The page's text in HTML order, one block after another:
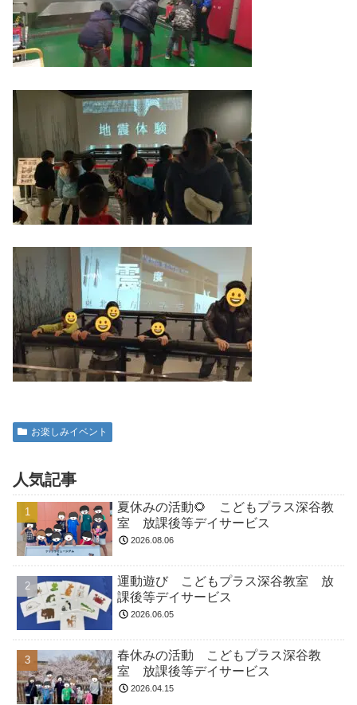
お楽しみイベント
人気記事
夏休みの活動🌻 こどもプラス深谷教
室 放課後等デイサービス
2026.08.06
運動遊び こどもプラス深谷教室 放
課後等デイサービス
2026.06.05
春休みの活動 こどもプラス深谷教
室 放課後等デイサービス
2026.04.15